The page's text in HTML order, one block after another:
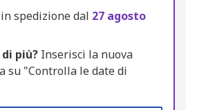
spedizione dal 27 agosto
più? Inserisci la nuova
su "Controlla le date di